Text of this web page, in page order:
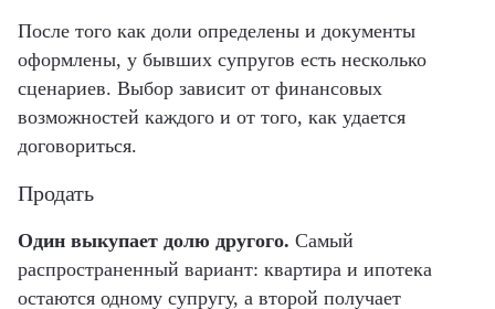
После того как доли определены и документы
оформлены, у бывших супругов есть несколько
сценариев. Выбор зависит от финансовых
возможностей каждого и от того, как удается
договориться.
Продать
Один выкупает долю другого. Самый
распространенный вариант: квартира и ипотека
остаются одному супругу, а второй получает